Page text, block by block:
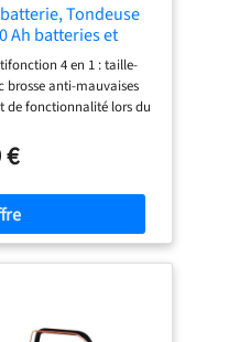
Tondeuse
Ah batteries et
avec brosse anti-
sans balais 1000W,
pour les
4 en 1 : taille-
brosse anti-mauvaises
de fonctionnalité lors du
pousses, lame en acier
et les mauvaises
adaptée pour les jeunes
10,2 cm fonctionne bien
de la croissance sur les
haute puissance de
rapport aux moteurs
€